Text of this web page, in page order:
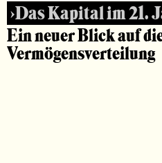
›Das Kapital im 21.
Ein neuer Blick auf
Vermögensverteilung